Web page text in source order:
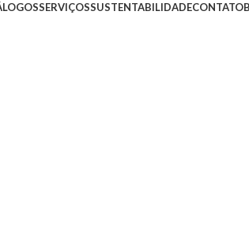
SERVIÇOSSUSTENTABILIDADECONTATO